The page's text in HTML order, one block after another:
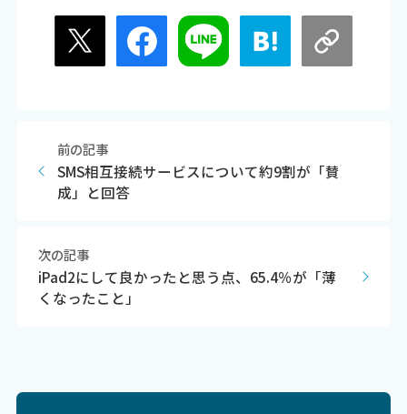
前の記事
SMS相互接続サービスについて約9割が「賛
成」と回答
次の記事
iPad2にして良かったと思う点、65.4％が「薄
くなったこと」